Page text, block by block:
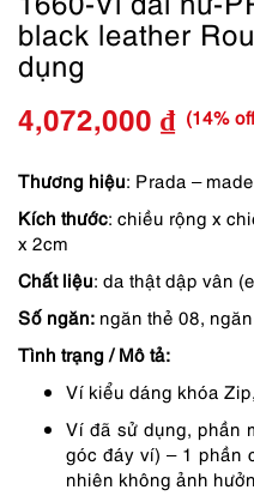
black leather
dụng
Giá
gốc
là:
4,072,000 ₫
Giá
hiện
tại
(14%
Thương hiệu: Prada –
Kích thước: chiều rộng x
x 2cm
Chất liệu: da thật dập vân
Số ngăn: ngăn thẻ 08,
Tình trạng / Mô tả:
Ví kiểu dáng khóa
Ví đã sử dụng, phần
góc đáy ví) – 1 phần
nhiên không ảnh